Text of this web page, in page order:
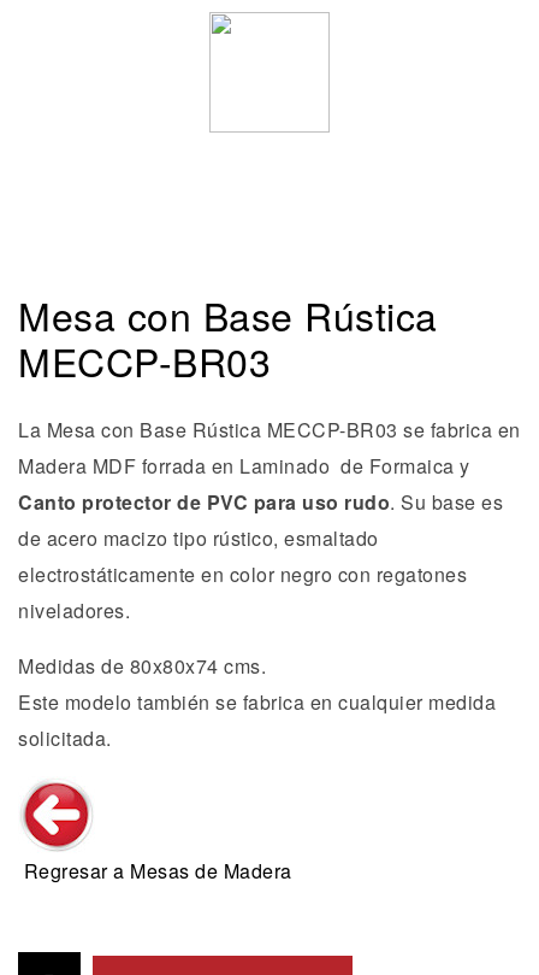
Mesa con Base Rústica
MECCP-BR03
La Mesa con Base Rústica MECCP-BR03 se fabrica en
Madera MDF forrada en Laminado de Formaica y
Canto protector de PVC para uso rudo. Su base es
de acero macizo tipo rústico, esmaltado
electrostáticamente en color negro con regatones
niveladores.
Medidas de 80x80x74 cms.
Este modelo también se fabrica en cualquier medida
solicitada.
Regresar a Mesas de Madera